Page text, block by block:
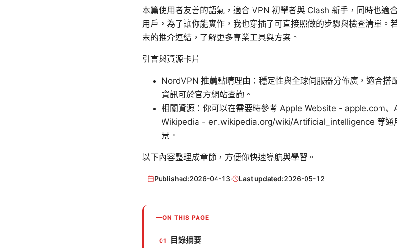
本篇使用者友善的語氣，適合 VPN 初學者與 Clash 新手，同時也適
用戶。為了讓你能實作，我也穿插了可直接照做的步驟與檢查清單。
末的推介連結，了解更多專業工具與方案。
引言與資源卡片
NordVPN 推薦點睛理由：穩定性與全球伺服器分佈廣，適合搭
資訊可於官方網站查詢。
相關資源：你可以在需要時參考 Apple Website - apple.com
Wikipedia - en.wikipedia.org/wiki/Artificial_intelligence 等通
景。
以下內容整理成章節，方便你快速導航與學習。
Published:2026-04-13· Last updated:2026-05-12
ON THIS PAGE
目錄摘要